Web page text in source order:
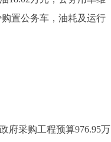
购置公务车，油耗及运行
府采购工程预算976.95万